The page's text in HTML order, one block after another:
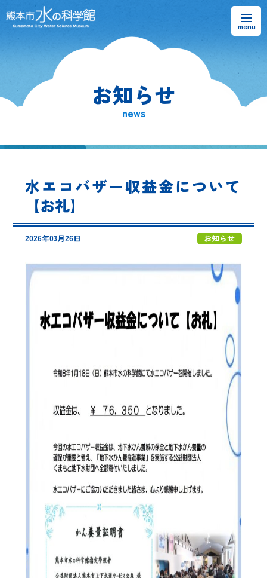
熊本市水の科学館とは
水のラーニングフィールド
お問い合わせ
한국어
お知らせ
news
水エコバザー収益金について
【お礼】
2026年03月26日 お知らせ